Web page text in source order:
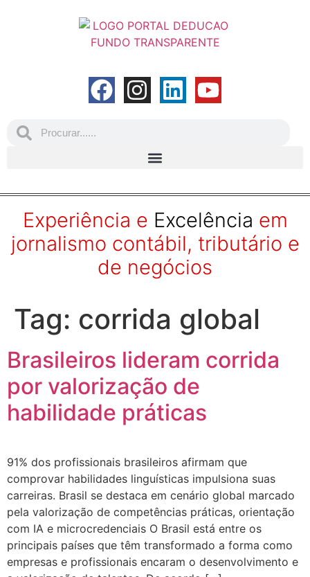
Experiência e Excelência em
jornalismo contábil, tributário e
de negócios
Tag: corrida global
Brasileiros lideram corrida
por valorização de
habilidade práticas
91% dos profissionais brasileiros afirmam que
comprovar habilidades linguísticas impulsiona suas
carreiras. Brasil se destaca em cenário global marcado
pela valorização de competências práticas, orientação
com IA e microcredenciais O Brasil está entre os
principais países que têm transformado a forma como
empresas e profissionais encaram o desenvolvimento e